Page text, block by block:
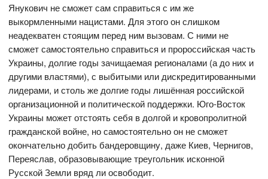
Янукович не сможет сам справиться с им же
выкормленными нацистами. Для этого он слишком
неадекватен стоящим перед ним вызовам. С ними не
сможет самостоятельно справиться и пророссийская часть
Украины, долгие годы зачищаемая регионалами (а до них и
другими властями), с выбитыми или дискредитированными
лидерами, и столь же долгие годы лишённая российской
организационной и политической поддержки. Юго-Восток
Украины может отстоять себя в долгой и кровопролитной
гражданской войне, но самостоятельно он не сможет
окончательно добить бандеровщину, даже Киев, Чернигов,
Переяслав, образовывающие треугольник исконной
Русской Земли вряд ли освободит.